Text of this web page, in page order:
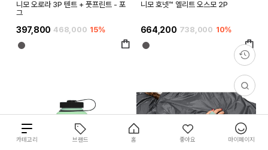
니모 오로라 3P 텐트 + 풋프린트 - 포
그
397,800 468,000 15%
니모 호넷™ 엘리트 오스모 2P
664,200 738,000 10%
카테고리 브랜드 홈 좋아요 마이페이지